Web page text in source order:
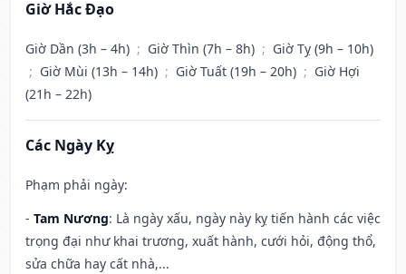
Giờ Hắc Đạo
Giờ Dần (3h – 4h) ; Giờ Thìn (7h – 8h) ; Giờ Tỵ (9h – 10h)
; Giờ Mùi (13h – 14h) ; Giờ Tuất (19h – 20h) ; Giờ Hợi
(21h – 22h)
Các Ngày Kỵ
Phạm phải ngày:
- Tam Nương: Là ngày xấu, ngày này kỵ tiến hành các việc
trọng đại như khai trương, xuất hành, cưới hỏi, động thổ,
sửa chữa hay cất nhà,...